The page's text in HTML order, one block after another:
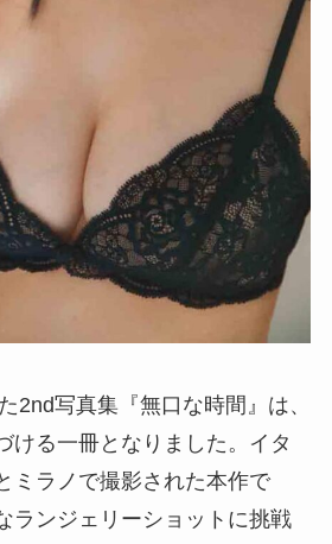
2nd写真集『無口な時間』は、
ける一冊となりました。イタ
ミラノで撮影された本作で
ランジェリーショットに挑戦